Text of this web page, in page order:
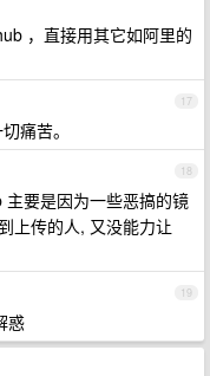
，直接用其它如阿里的
17
痛苦。
18
要是因为一些恶搞的镜
上传的人, 又没能力让
19
惑